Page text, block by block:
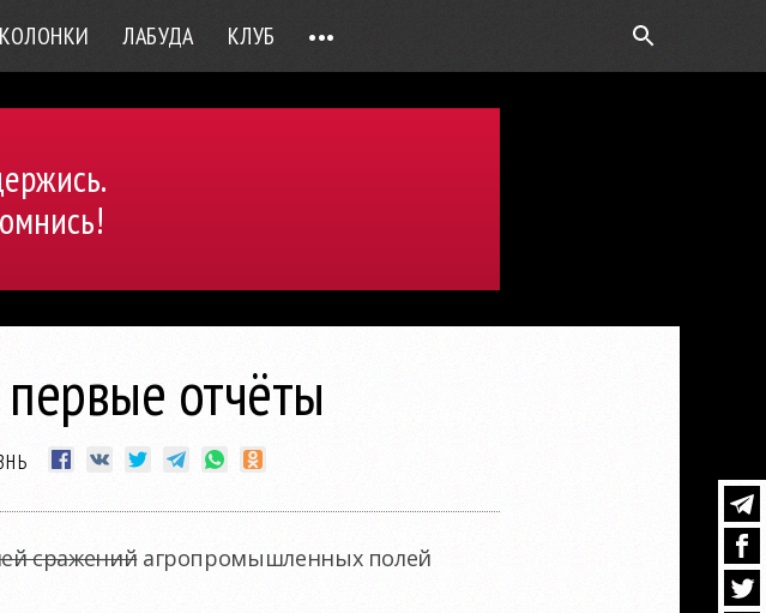
КОЛОНКИ ЛАБУДА КЛУБ •••
DEUTSCH
отчёты
сраженийагропромышленных полей